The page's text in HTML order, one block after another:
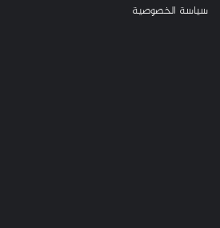
سياسة الخصوصية